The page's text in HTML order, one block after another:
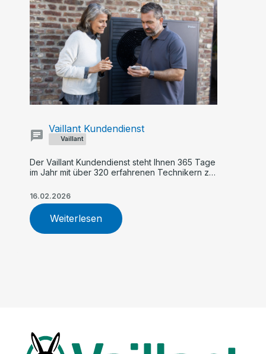
Vaillant
Vaillant Kundendienst
Der Vaillant Kundendienst steht Ihnen 365 Tage
im Jahr mit über 320 erfahrenen Technikern zur
TÜV-zertifiziertem Service, zuverlässiger
Wartung und fachgerechter Reparatur Ihrer
Heizungsanlage.
16.02.2026
Weiterlesen